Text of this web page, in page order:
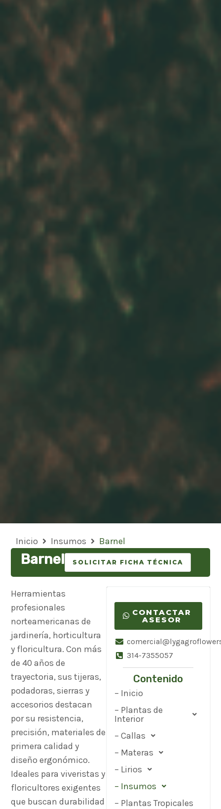
Inicio Insumos Barnel
Barnel SOLICITAR FICHA TÉCNICA
Herramientas
profesionales
norteamericanas de
jardinería, horticultura
y floricultura. Con más
de 40 años de
trayectoria, sus tijeras,
podadoras, sierras y
accesorios destacan
por su resistencia,
precisión, materiales de
primera calidad y
diseño ergonómico.
Ideales para viveristas y
floricultores exigentes
que buscan durabilidad
CONTACTAR
ASESOR
314-7355057
Contenido
– Inicio
– Plantas de
Interior
– Callas
– Materas
– Lirios
– Insumos
– Plantas Tropicales